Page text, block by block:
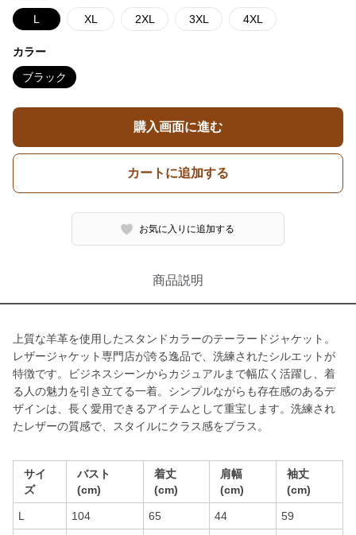
L XL 2XL 3XL 4XL
カラー
ブラック
購入画面に進む
カートに追加する
お気に入りに追加する
商品説明
上質な羊革を使用したスタンドカラーのテーラードジャケット。
レザージャケット専門店が誇る逸品で、洗練されたシルエットが
特徴です。ビジネスシーンからカジュアルまで幅広く活躍し、着
る人の魅力を引き立てる一着。シンプルながらも存在感のあるデ
ザインは、長く愛用できるアイテムとして重宝します。洗練され
たレザーの質感で、スタイルにクラス感をプラス。
サイ
ズ
バスト
(cm)
着丈
(cm)
肩幅
(cm)
袖丈
(cm)
L 104 65 44 59